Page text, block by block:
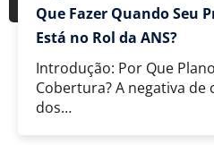
Que Fazer Quando Seu
Está no Rol da ANS?
Introdução: Por Que
Cobertura? A negativa
dos…